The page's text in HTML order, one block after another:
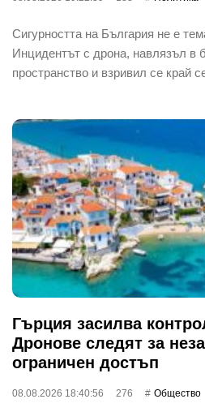
Сигурността на България не е
Инцидентът с дрона, навлязъл в
пространство и взривил се край
Гърция засилва
Дронове следят за
ограничен достъп
08.08.2026 18:40:56 276 Общество